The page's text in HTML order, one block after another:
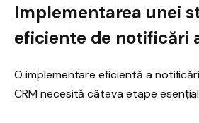
Implementarea unei
eficiente de notificări
O implementare eficientă a
CRM necesită câteva etape